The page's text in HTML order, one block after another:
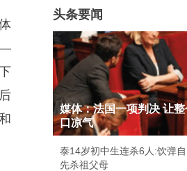
头条要闻
媒体：法国一项判决 让
口凉气
泰14岁初中生连杀6人:饮弹
先杀祖父母